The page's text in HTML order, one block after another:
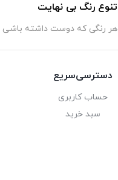
تنوع رنگ بی نهایت
هر رنگی که دوست داشته باشی
دسترسی‌سریع
حساب کاربری
سبد خرید